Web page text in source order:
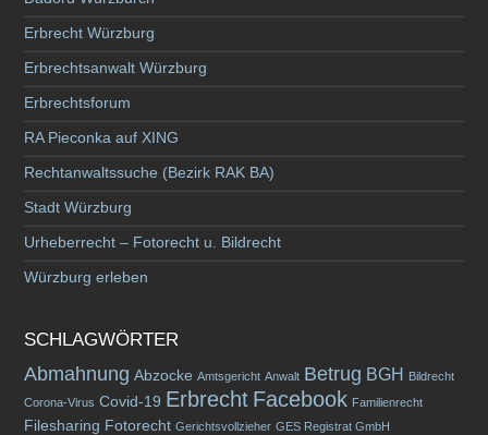
Erbrecht Würzburg
Erbrechtsanwalt Würzburg
Erbrechtsforum
RA Pieconka auf XING
Rechtanwaltssuche (Bezirk RAK BA)
Stadt Würzburg
Urheberrecht – Fotorecht u. Bildrecht
Würzburg erleben
SCHLAGWÖRTER
Abmahnung Abzocke Amtsgericht Anwalt Betrug BGH
Bildrecht
Corona-Virus Covid-19 Erbrecht Facebook Familienrecht
Filesharing Fotorecht Gerichtsvollzieher GES Registrat GmbH